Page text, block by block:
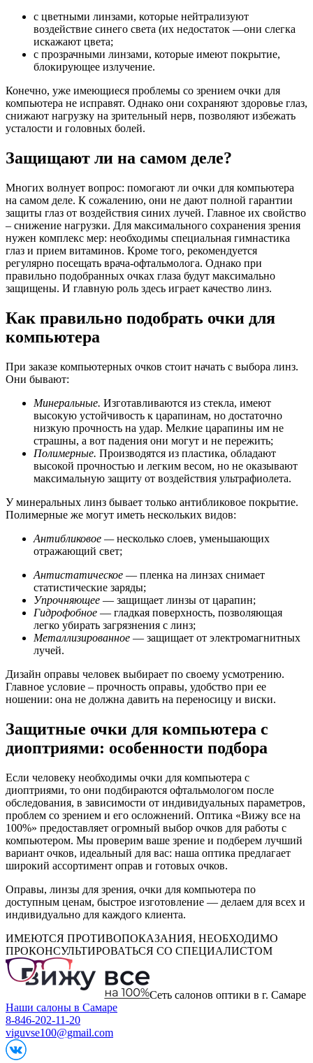
с цветными линзами, которые нейтрализуют
воздействие синего света (их недостаток —они слегка
искажают цвета;
с прозрачными линзами, которые имеют покрытие,
блокирующее излучение.
Конечно, уже имеющиеся проблемы со зрением очки для
компьютера не исправят. Однако они сохраняют здоровье глаз,
снижают нагрузку на зрительный нерв, позволяют избежать
усталости и головных болей.
Защищают ли на самом деле?
Многих волнует вопрос: помогают ли очки для компьютера
на самом деле. К сожалению, они не дают полной гарантии
защиты глаз от воздействия синих лучей. Главное их свойство
– снижение нагрузки. Для максимального сохранения зрения
нужен комплекс мер: необходимы специальная гимнастика
глаз и прием витаминов. Кроме того, рекомендуется
регулярно посещать врача-офтальмолога. Однако при
правильно подобранных очках глаза будут максимально
защищены. И главную роль здесь играет качество линз.
Как правильно подобрать очки для
компьютера
При заказе компьютерных очков стоит начать с выбора линз.
Они бывают:
Минеральные. Изготавливаются из стекла, имеют
высокую устойчивость к царапинам, но достаточно
низкую прочность на удар. Мелкие царапины им не
страшны, а вот падения они могут и не пережить;
Полимерные. Производятся из пластика, обладают
высокой прочностью и легким весом, но не оказывают
максимальную защиту от воздействия ультрафиолета.
У минеральных линз бывает только антибликовое покрытие.
Полимерные же могут иметь нескольких видов:
Антибликовое —несколько слоев, уменьшающих
отражающий свет;
Антистатическое — пленка на линзах снимает
статистические заряды;
Упрочняющее — защищает линзы от царапин;
Гидрофобное — гладкая поверхность, позволяющая
легко убирать загрязнения с линз;
Металлизированное — защищает от электромагнитных
лучей.
Дизайн оправы человек выбирает по своему усмотрению.
Главное условие – прочность оправы, удобство при ее
ношении: она не должна давить на переносицу и виски.
Защитные очки для компьютера с
диоптриями: особенности подбора
Если человеку необходимы очки для компьютера с
диоптриями, то они подбираются офтальмологом после
обследования, в зависимости от индивидуальных параметров,
проблем со зрением и его осложнений. Оптика «Вижу все на
100%» предоставляет огромный выбор очков для работы с
компьютером. Мы проверим ваше зрение и подберем лучший
вариант очков, идеальный для вас: наша оптика предлагает
широкий ассортимент оправ и готовых очков.
Оправы, линзы для зрения, очки для компьютера по
доступным ценам, быстрое изготовление — делаем для всех и
индивидуально для каждого клиента.
ИМЕЮТСЯ ПРОТИВОПОКАЗАНИЯ, НЕОБХОДИМО
ПРОКОНСУЛЬТИРОВАТЬСЯ СО СПЕЦИАЛИСТОМ
Сеть салонов оптики в г. Самаре
Наши салоны в Самаре
8-846-202-11-20
viguvse100@gmail.com